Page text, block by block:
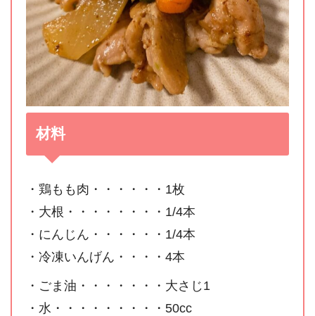
材料
・鶏もも肉・・・・・・1枚
・大根・・・・・・・・1/4本
・にんじん・・・・・・1/4本
・冷凍いんげん・・・・4本
・ごま油・・・・・・・大さじ1
・水・・・・・・・・・50cc